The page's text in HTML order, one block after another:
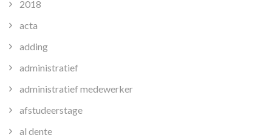
2018
acta
adding
administratief
administratief medewerker
afstudeerstage
al dente